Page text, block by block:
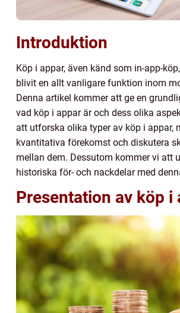
Introduktion
Köp i appar, även känd som in-app-
blivit en allt vanligare funktion inom
Denna artikel kommer att ge en
vad köp i appar är och dess olika
att utforska olika typer av köp i appar,
kvantitativa förekomst och diskutera
mellan dem. Dessutom kommer vi att
historiska för- och nackdelar med
Presentation av köp i